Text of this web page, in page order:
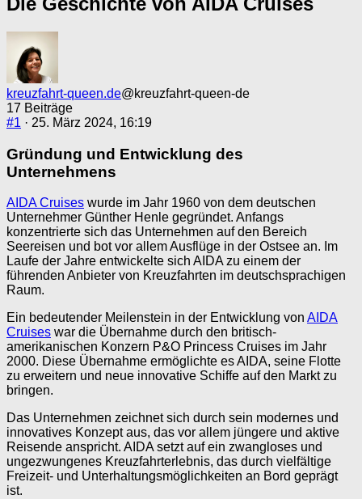
kreuzfahrt-queen.de@kreuzfahrt-queen-de
17 Beiträge
#1 · 25. März 2024, 16:19
Gründung und Entwicklung des
Unternehmens
AIDA Cruises wurde im Jahr 1960 von dem deutschen
Unternehmer Günther Henle gegründet. Anfangs
konzentrierte sich das Unternehmen auf den Bereich
Seereisen und bot vor allem Ausflüge in der Ostsee an. Im
Laufe der Jahre entwickelte sich AIDA zu einem der
führenden Anbieter von Kreuzfahrten im deutschsprachigen
Raum.
Ein bedeutender Meilenstein in der Entwicklung von AIDA
Cruises war die Übernahme durch den britisch-
amerikanischen Konzern P&O Princess Cruises im Jahr
2000. Diese Übernahme ermöglichte es AIDA, seine Flotte
zu erweitern und neue innovative Schiffe auf den Markt zu
bringen.
Das Unternehmen zeichnet sich durch sein modernes und
innovatives Konzept aus, das vor allem jüngere und aktive
Reisende anspricht. AIDA setzt auf ein zwangloses und
ungezwungenes Kreuzfahrterlebnis, das durch vielfältige
Freizeit- und Unterhaltungsmöglichkeiten an Bord geprägt
ist.